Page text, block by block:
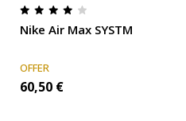
Nike Air Max SYSTM
OFFER
60,50 €